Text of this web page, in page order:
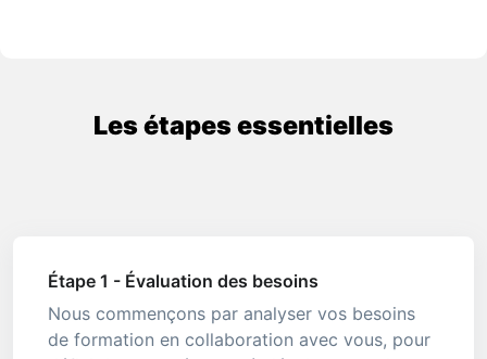
Les étapes essentielles
Étape 1 - Évaluation des besoins
Nous commençons par analyser vos besoins
de formation en collaboration avec vous, pour